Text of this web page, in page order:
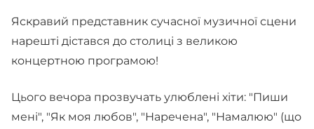
Яскравий представник сучасної музичної сцени
нарешті дістався до столиці з великою
концертною програмою!
Цього вечора прозвучать улюблені хіти: "Пиши
мені", "Як моя любов", "Наречена", "Намалюю" (що